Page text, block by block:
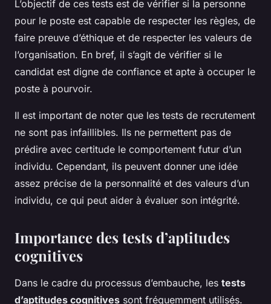
L’objectif de ces tests est de vérifier si la personne
pour le poste est capable de respecter les règles, de
faire preuve d’éthique et de respecter les valeurs de
l’organisation. En bref, il s’agit de vérifier si le
candidat est digne de confiance et apte à occuper le
poste à pourvoir.
Il est important de noter que les tests de recrutement
ne sont pas infaillibles. Ils ne permettent pas de
prédire avec certitude le comportement futur d’un
individu. Cependant, ils peuvent donner une idée
assez précise de la personnalité et des valeurs d’un
individu, ce qui peut aider à évaluer son intégrité.
Importance des tests d’aptitudes
cognitives
Dans le cadre du processus d’embauche, les tests
d’aptitudes cognitives sont fréquemment utilisés.